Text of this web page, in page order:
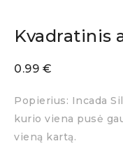
Kvadratinis
0.99 €
Popierius: Incada
kurio viena pusė
vieną kartą.